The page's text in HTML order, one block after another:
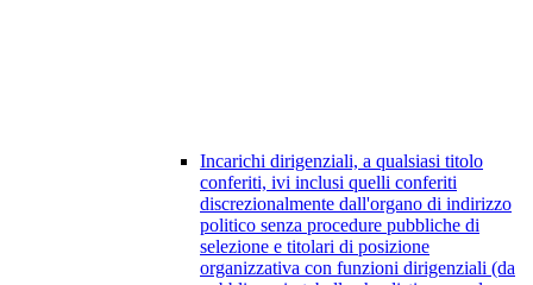
Incarichi dirigenziali, a qualsiasi titolo
conferiti, ivi inclusi quelli conferiti
discrezionalmente dall'organo di indirizzo
politico senza procedure pubbliche di
selezione e titolari di posizione
organizzativa con funzioni dirigenziali (da